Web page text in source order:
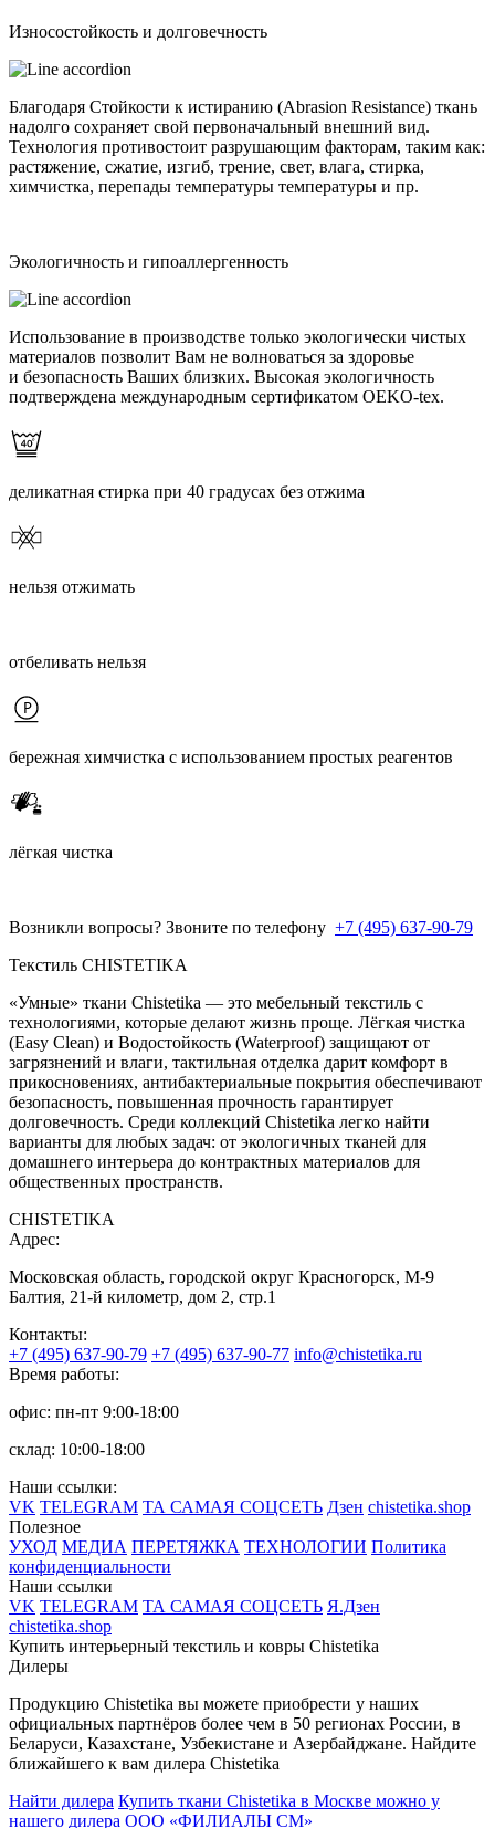
Износостойкость и долговечность
Благодаря Стойкости к истиранию (Abrasion Resistance) ткань
надолго сохраняет свой первоначальный внешний вид.
Технология противостоит разрушающим факторам, таким как:
растяжение, сжатие, изгиб, трение, свет, влага, стирка,
химчистка, перепады температуры температуры и пр.
Экологичность и гипоаллергенность
Использование в производстве только экологически чистых
материалов позволит Вам не волноваться за здоровье
и безопасность Ваших близких. Высокая экологичность
подтверждена международным сертификатом OEKO-tex.
деликатная стирка при 40 градусах без отжима
нельзя отжимать
отбеливать нельзя
бережная химчистка с использованием простых реагентов
лёгкая чистка
Возникли вопросы? Звоните по телефону +7 (495) 637-90-79
Текстиль CHISTETIKA
«Умные» ткани Chistetika — это мебельный текстиль с
технологиями, которые делают жизнь проще. Лёгкая чистка
(Easy Clean) и Водостойкость (Waterproof) защищают от
загрязнений и влаги, тактильная отделка дарит комфорт в
прикосновениях, антибактериальные покрытия обеспечивают
безопасность, повышенная прочность гарантирует
долговечность. Среди коллекций Chistetika легко найти
варианты для любых задач: от экологичных тканей для
домашнего интерьера до контрактных материалов для
общественных пространств.
CHISTETIKA
Адрес:
Московская область, городской округ Красногорск, М-9
Балтия, 21-й километр, дом 2, стр.1
Контакты:
+7 (495) 637-90-79 +7 (495) 637-90-77 info@chistetika.ru
Время работы:
офис: пн-пт 9:00-18:00
склад: 10:00-18:00
Наши ссылки:
VK TELEGRAM ТА САМАЯ СОЦСЕТЬ Дзен chistetika.shop
Полезное
УХОД МЕДИА ПЕРЕТЯЖКА ТЕХНОЛОГИИ Политика
конфиденциальности
Наши ссылки
VK TELEGRAM ТА САМАЯ СОЦСЕТЬ Я.Дзен
chistetika.shop
Купить интерьерный текстиль и ковры Chistetika
Дилеры
Продукцию Chistetika вы можете приобрести у наших
официальных партнёров более чем в 50 регионах России, в
Беларуси, Казахстане, Узбекистане и Азербайджане. Найдите
ближайшего к вам дилера Chistetika
Найти дилера Купить ткани Chistetika в Москве можно у
нашего дилера ООО «ФИЛИАЛЫ СМ»